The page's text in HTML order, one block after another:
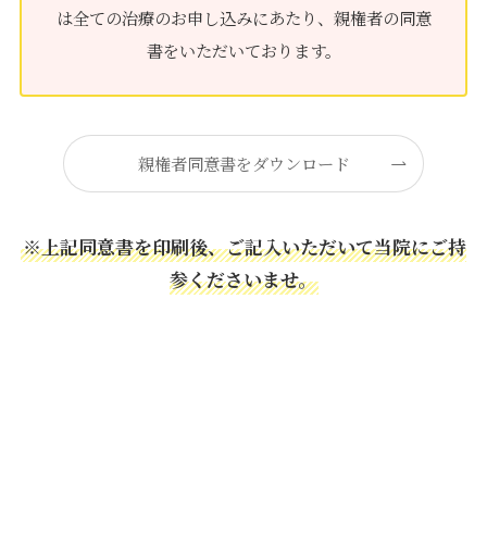
は全ての治療のお申し込みにあたり、親権者の同意
書をいただいております。
親権者同意書をダウンロード
※上記同意書を印刷後、ご記入いただいて当院にご持
参くださいませ。